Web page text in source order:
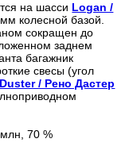
на шасси Logan /
колесной базой.
сокращен до
заднем
багажник
свесы (угол
/ Рено Дастер
70 %